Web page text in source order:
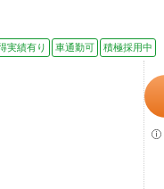
実績有り 車通勤可 積極採用中